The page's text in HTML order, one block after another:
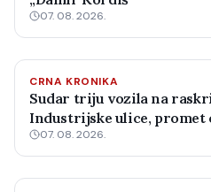
07. 08. 2026.
CRNA KRONIKA
Sudar triju vozila na
Industrijske ulice, promet
07. 08. 2026.